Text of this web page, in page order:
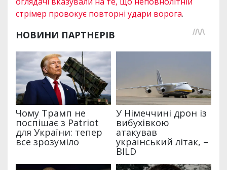
стрімер провокує повторні удари ворога.